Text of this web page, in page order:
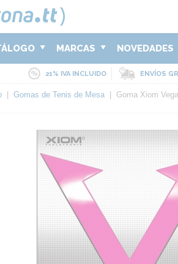
MARCAS NOVEDADES
21% IVA INCLUIDO ENVÍOS
Gomas de Tenis de Mesa Goma Xiom